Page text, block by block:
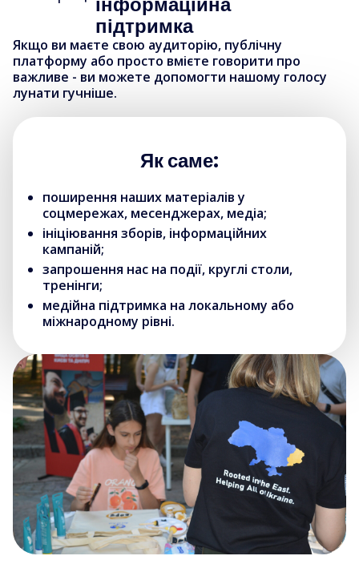
підтримка
Якщо ви маєте свою аудиторію, публічну
платформу або просто вмієте говорити про
важливе - ви можете допомогти нашому голосу
лунати гучніше.
Як саме:
поширення наших матеріалів у
соцмережах, месенджерах, медіа;
ініціювання зборів, інформаційних
кампаній;
запрошення нас на події, круглі столи,
тренінги;
медійна підтримка на локальному або
міжнародному рівні.